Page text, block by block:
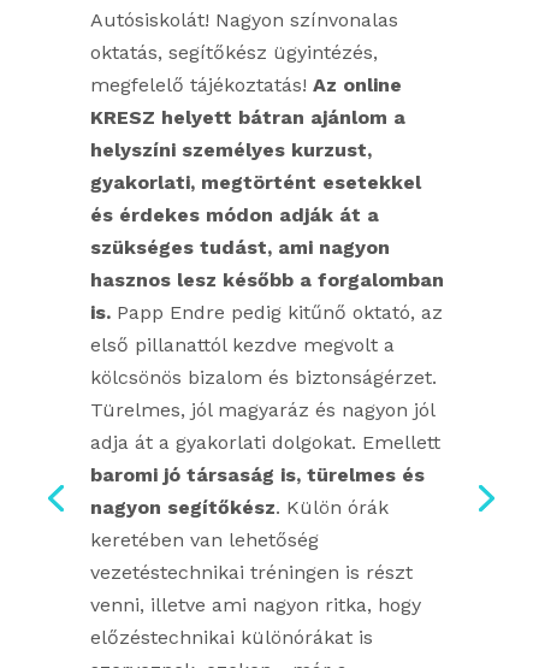
Autósiskolát! Nagyon színvonalas
oktatás, segítőkész ügyintézés,
megfelelő tájékoztatás!Az online
KRESZ helyett bátran ajánlom a
helyszíni személyes kurzust,
gyakorlati, megtörtént esetekkel
és érdekes módon adják át a
szükséges tudást, ami nagyon
hasznos lesz később a forgalomban
is. Papp Endre pedig kitűnő oktató, az
első pillanattól kezdve megvolt a
kölcsönös bizalom és biztonságérzet.
Türelmes, jól magyaráz és nagyon jól
adja át a gyakorlati dolgokat. Emellett
baromi jó társaság is, türelmes és
nagyon segítőkész. Külön órák
keretében van lehetőség
vezetéstechnikai tréningen is részt
venni, illetve ami nagyon ritka, hogy
előzéstechnikai különórákat is